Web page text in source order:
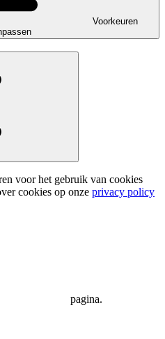
Voorkeuren
voor het gebruik van cookies
cookies op onze privacy policy
pagina.